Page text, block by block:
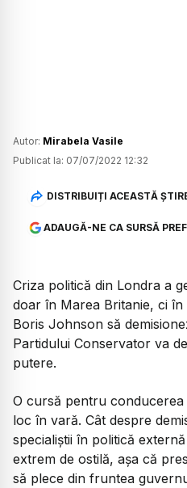
Autor: Mirabela Vasile
Publicat la: 07/07/2022 12:32
DISTRIBUIȚI ACEASTĂ
ADAUGĂ-NE CA SURSĂ
Criza politică din Londra a
doar în Marea Britanie, ci în
Boris Johnson să
Partidului Conservator va
putere.
O cursă pentru
loc în vară. Cât despre
specialiștii în politică
extrem de ostilă, așa că
să plece din fruntea